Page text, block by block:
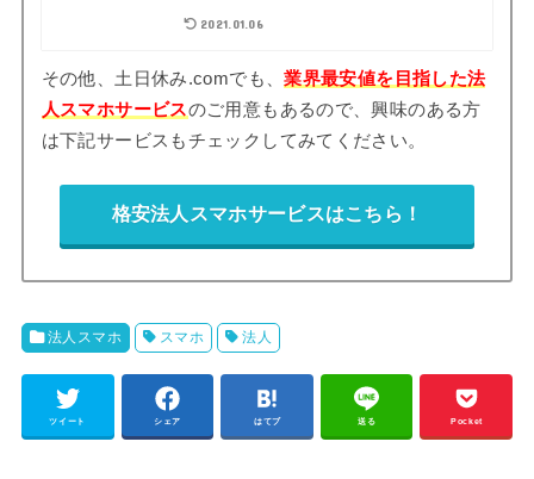
2021.01.06
その他、土日休み.comでも、業界最安値を目指した法
人スマホサービスのご用意もあるので、興味のある方
は下記サービスもチェックしてみてください。
格安法人スマホサービスはこちら！
法人スマホ スマホ 法人
ツイート シェア はてブ 送る Pocket